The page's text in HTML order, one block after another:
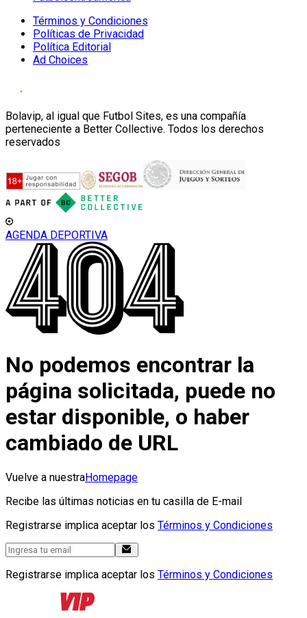
Términos y Condiciones
Políticas de Privacidad
Política Editorial
Ad Choices
Bolavip, al igual que Futbol Sites, es una compañía
perteneciente a Better Collective. Todos los derechos
reservados
AGENDA DEPORTIVA
No podemos encontrar la
página solicitada, puede no
estar disponible, o haber
cambiado de URL
Vuelve a nuestraHomepage
Recibe las últimas noticias en tu casilla de E-mail
Registrarse implica aceptar los Términos y Condiciones
Registrarse implica aceptar los Términos y Condiciones